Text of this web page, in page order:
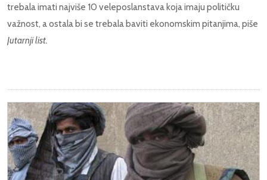
trebala imati najviše 10 veleposlanstava koja imaju političku
važnost, a ostala bi se trebala baviti ekonomskim pitanjima, piše
Jutarnji list.